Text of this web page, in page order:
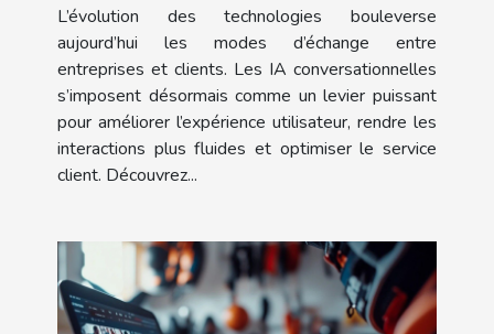
client ?
L’évolution des technologies bouleverse
aujourd’hui les modes d’échange entre
entreprises et clients. Les IA conversationnelles
s’imposent désormais comme un levier puissant
pour améliorer l’expérience utilisateur, rendre les
interactions plus fluides et optimiser le service
client. Découvrez...